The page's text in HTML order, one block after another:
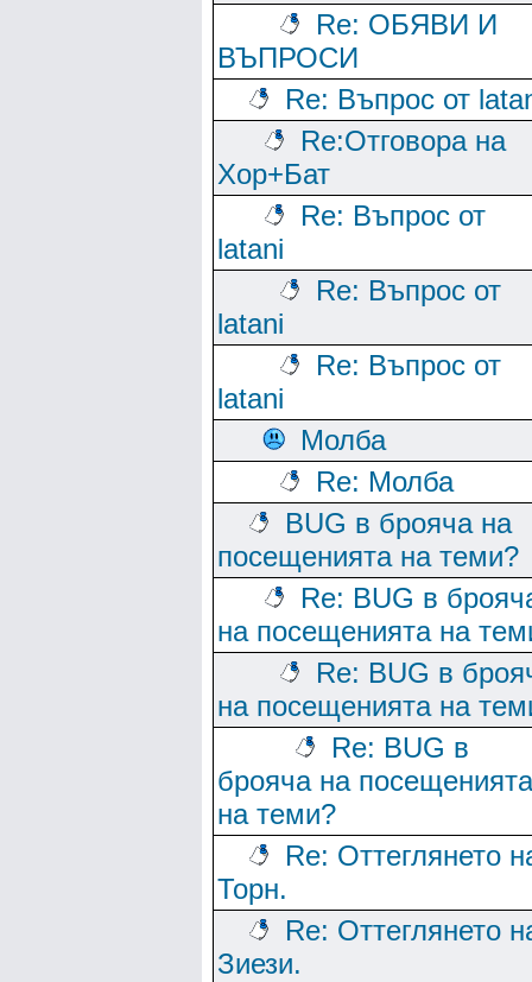
Re: ОБЯВИ И
ВЪПРОСИ
Re: Въпрос от
Re:Отговора на
Хор+Бат
Re: Въпрос от
latani
Re: Въпрос от
latani
Re: Въпрос от
latani
Молба
Re: Молба
BUG в брояча на
посещенията на теми?
Re: BUG в
на посещенията на
Re: BUG в
на посещенията на
Re: BUG в
брояча на посещенията
на теми?
Re: Оттеглянето
Торн.
Re: Оттеглянето
Зиези.